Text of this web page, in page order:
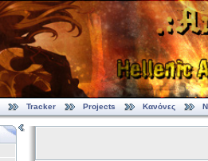
Tracker Projects Κανόνες